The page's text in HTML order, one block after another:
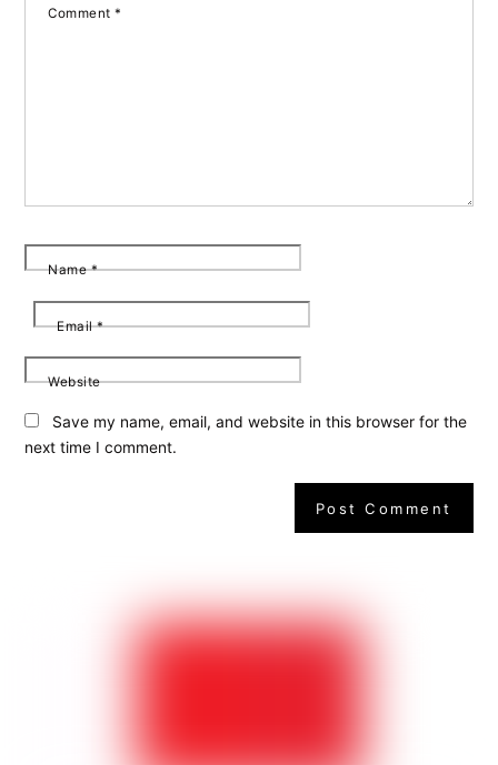
Comment*
Name*
Email*
Website
Save my name, email, and website in this browser for the
next time I comment.